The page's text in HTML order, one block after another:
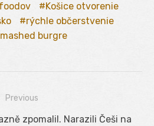
Košice otvorenie
rýchle občerstvenie
burgre
Previous
zpomalil. Narazili Češi na